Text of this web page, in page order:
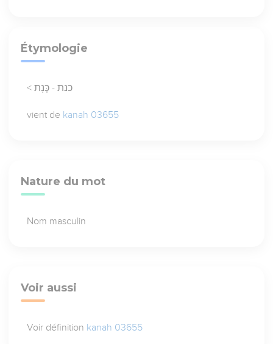
Étymologie
< כנת - כְּנָת
vient de kanah 03655
Nature du mot
Nom masculin
Voir aussi
Voir définition kanah 03655